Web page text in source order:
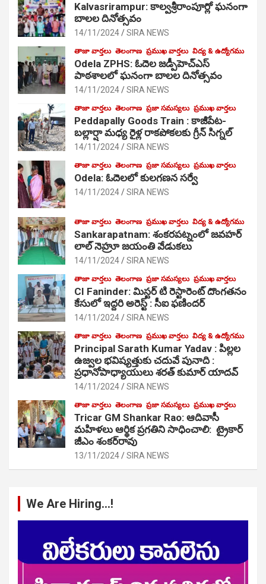
Kalvasrirampur: కాల్వశ్రీరాంపూర్లో ఘనంగా
బాలల దినోత్సవం
14/11/2024 SIRA NEWS
తాజా వార్తలు తెలంగాణ ప్రముఖ వార్తలు విద్య & ఉద్యోగము
Odela ZPHS: ఓదెల జ‌డ్పీహెచ్ఎస్
పాఠ‌శాల‌లో ఘనంగా బాలల దినోత్సవం
14/11/2024 SIRA NEWS
తాజా వార్తలు తెలంగాణ ప్రజా సమస్యలు ప్రముఖ వార్తలు
Peddapally Goods Train : కాజీపేట-
బల్లార్షా మధ్య రైళ్ల రాకపోకలకు గ్రీన్ సిగ్నల్
14/11/2024 SIRA NEWS
తాజా వార్తలు తెలంగాణ ప్రజా సమస్యలు ప్రముఖ వార్తలు
Odela: ఓదెలలో కులగణన సర్వే
14/11/2024 SIRA NEWS
తాజా వార్తలు తెలంగాణ ప్రముఖ వార్తలు విద్య & ఉద్యోగము
Sankarapatnam: శంకరపట్నంలో జవహర్
లాల్ నెహ్రూ జయంతి వేడుకలు
14/11/2024 SIRA NEWS
తాజా వార్తలు తెలంగాణ ప్రజా సమస్యలు ప్రముఖ వార్తలు
CI Faninder: మిస్టర్ టి రెస్టారెంట్ దొంగతనం
కేసులో ఇద్దరి అరెస్ట్ : సీఐ ఫణిందర్
14/11/2024 SIRA NEWS
తాజా వార్తలు తెలంగాణ ప్రముఖ వార్తలు విద్య & ఉద్యోగము
Principal Sarath Kumar Yadav : పిల్లల
ఉజ్వల భవిష్యత్తుకు చదువే పునాది :
ప్రధానోపాధ్యాయులు శరత్ కుమార్ యాదవ్
14/11/2024 SIRA NEWS
తాజా వార్తలు తెలంగాణ ప్రజా సమస్యలు ప్రముఖ వార్తలు
Tricar GM Shankar Rao: ఆదివాసీ
మహిళలు ఆర్థిక ప్రగతిని సాధించాలి: ట్రైకార్
జీఎం శంకర్‌రావు
13/11/2024 SIRA NEWS
We Are Hiring…!